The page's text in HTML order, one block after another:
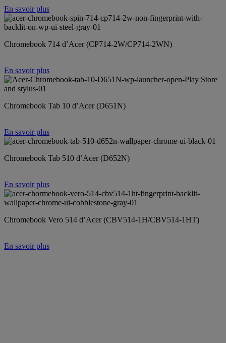
En savoir plus
Chromebook 714 d’Acer (CP714-2W/CP714-2WN)
En savoir plus
Chromebook Tab 10 d’Acer (D651N)
En savoir plus
Chromebook Tab 510 d’Acer (D652N)
En savoir plus
Chromebook Vero 514 d’Acer (CBV514-1H/CBV514-1HT)
En savoir plus